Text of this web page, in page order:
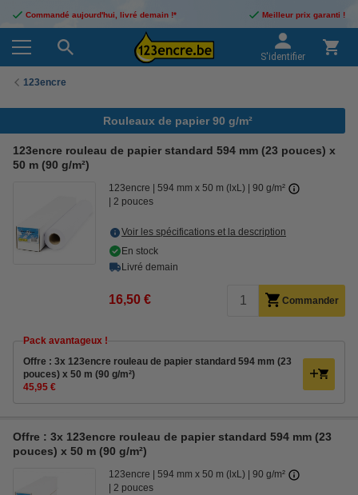
Commandé aujourd'hui, livré demain !* Meilleur prix garanti !
S'identifier
123encre
Rouleaux de papier 90 g/m²
123encre rouleau de papier standard 594 mm (23 pouces) x
50 m (90 g/m²)
123encre 594 mm x 50 m (lxL)
90 g/m²
2 pouces
Voir les spécifications et la description
En stock
Livré demain
16,50 € Commander
Pack avantageux !
Offre : 3x 123encre rouleau de papier standard 594 mm (23
pouces) x 50 m (90 g/m²)
45,95 €
Offre : 3x 123encre rouleau de papier standard 594 mm (23
pouces) x 50 m (90 g/m²)
123encre 594 mm x 50 m (lxL)
90 g/m²
2 pouces